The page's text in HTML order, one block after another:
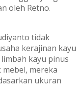
oleh Retno.
tidak
kerajinan kayu
kayu pinus
mereka
ukuran